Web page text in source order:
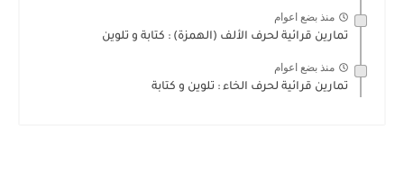
منذ بضع اعوام
تمارين قرائية لحرف الألف (الهمزة) : كتابة و تلوين
منذ بضع اعوام
تمارين قرائية لحرف الخاء : تلوين و كتابة